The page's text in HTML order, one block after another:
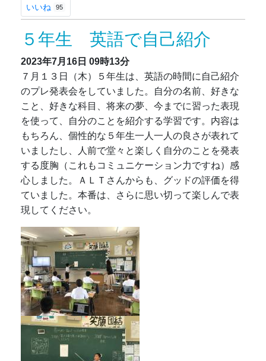
いいね 95
５年生 英語で自己紹介
2023年7月16日 09時13分
７月１３日（木）５年生は、英語の時間に自己紹介
のプレ発表会をしていました。自分の名前、好きな
こと、好きな科目、将来の夢、今までに習った表現
を使って、自分のことを紹介する学習です。内容は
もちろん、個性的な５年生一人一人の良さが表れて
いましたし、人前で堂々と楽しく自分のことを発表
する度胸（これもコミュニケーション力ですね）感
心しました。ＡＬＴさんからも、グッドの評価を得
ていました。本番は、さらに思い切って楽しんで表
現してください。